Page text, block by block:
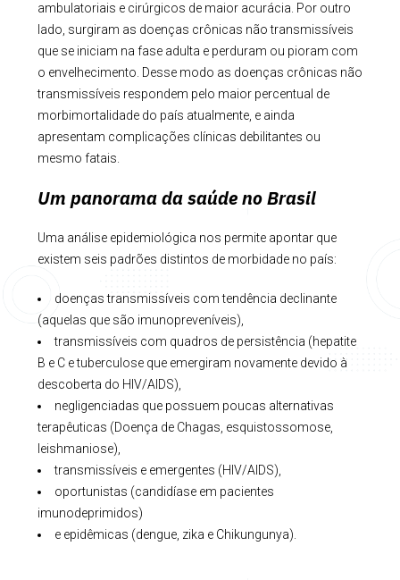
ambulatoriais e cirúrgicos de maior acurácia. Por outro
lado, surgiram as doenças crônicas não transmissíveis
que se iniciam na fase adulta e perduram ou pioram com
o envelhecimento. Desse modo as doenças crônicas não
transmissíveis respondem pelo maior percentual de
morbimortalidade do país atualmente, e ainda
apresentam complicações clínicas debilitantes ou
mesmo fatais.
Um panorama da saúde no Brasil
Uma análise epidemiológica nos permite apontar que
existem seis padrões distintos de morbidade no país:
doenças transmissíveis com tendência declinante
(aquelas que são imunopreveníveis),
transmissíveis com quadros de persistência (hepatite
B e C e tuberculose que emergiram novamente devido à
descoberta do HIV/AIDS),
negligenciadas que possuem poucas alternativas
terapêuticas (Doença de Chagas, esquistossomose,
leishmaniose),
transmissíveis e emergentes (HIV/AIDS),
oportunistas (candidíase em pacientes
imunodeprimidos)
e epidêmicas (dengue, zika e Chikungunya).